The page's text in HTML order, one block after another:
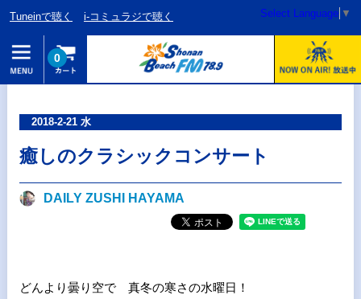
Tuneinで聴く i-コミュラジで聴く Select Language ▼
0
2018-2-21 水
癒しのクラシックコンサート
DAILY ZUSHI HAYAMA
どんより曇り空で 真冬の寒さの水曜日！